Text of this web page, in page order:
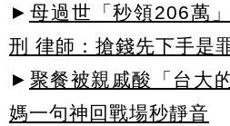
► 母過世「秒領206萬
刑 律師：搶錢先下手是
► 聚餐被親戚酸「台大
媽一句神回戰場秒靜音